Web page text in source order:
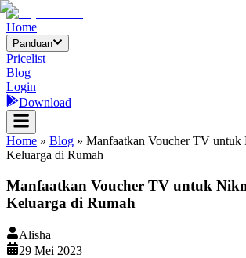
Home
Panduan
Pricelist
Blog
Login
Download
Home » Blog » Manfaatkan Voucher TV
Keluarga di Rumah
Manfaatkan Voucher TV untuk
Keluarga di Rumah
Alisha
29 Mei 2023